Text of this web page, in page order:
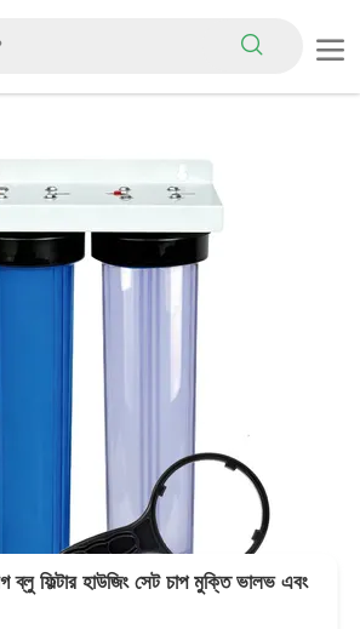
ফিল্টার হাউজিং সেট চাপ মুক্তি ভালভ এবং